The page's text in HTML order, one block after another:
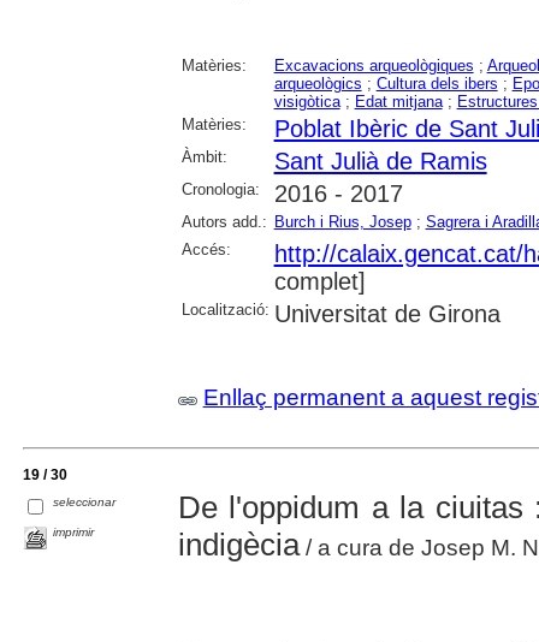
Matèries: Excavacions arqueològiques ;
arqueològics ; Cultura dels ibers ;
visigòtica; Edat mitjana;
Matèries:
Poblat Ibèric de Sant
Àmbit: Sant Julià de Ramis
Cronologia: 2016 - 2017
Autors add.: Burch i Rius, Josep; Sagrera i
Accés:
http://calaix.gencat.cat/
complet]
Localització: Universitat de Girona
Enllaç permanent a aquest
19 / 30
seleccionar
imprimir
De l'oppidum a la
indigècia/ a cura de Josep M.